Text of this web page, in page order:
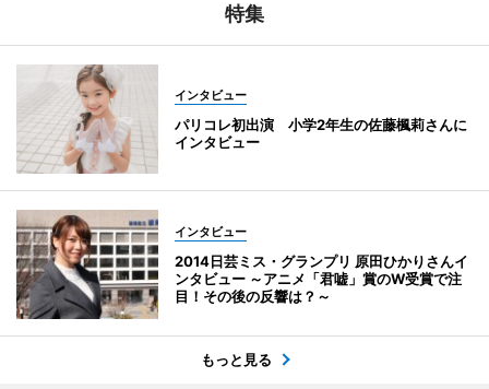
特集
インタビュー
パリコレ初出演 小学2年生の佐藤楓莉さんに
インタビュー
インタビュー
2014日芸ミス・グランプリ 原田ひかりさんイ
ンタビュー ～アニメ「君嘘」賞のW受賞で注
目！その後の反響は？～
もっと見る